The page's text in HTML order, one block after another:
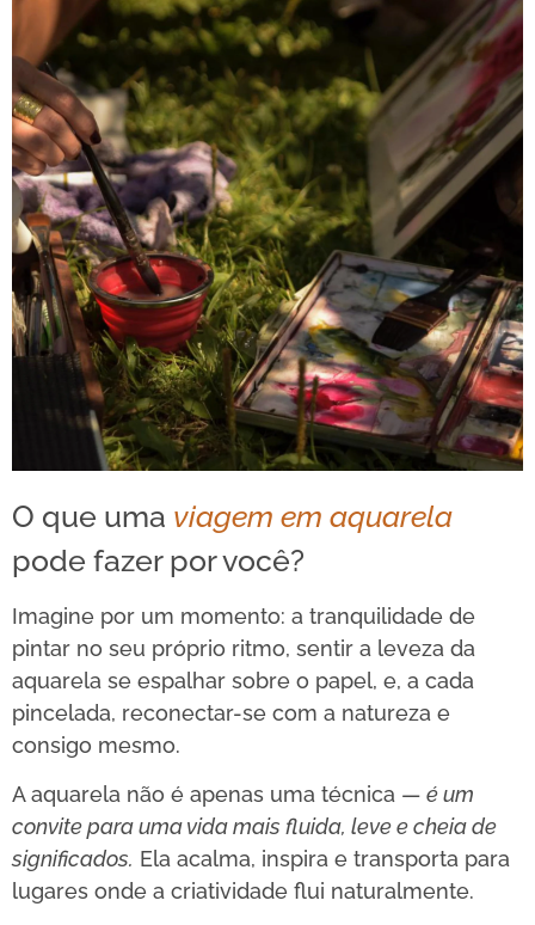
O que uma viagem em aquarela
pode fazer por você?
Imagine por um momento: a tranquilidade de
pintar no seu próprio ritmo, sentir a leveza da
aquarela se espalhar sobre o papel, e, a cada
pincelada, reconectar-se com a natureza e
consigo mesmo.
A aquarela não é apenas uma técnica — é um
convite para uma vida mais fluida, leve e cheia de
significados. Ela acalma, inspira e transporta para
lugares onde a criatividade flui naturalmente.